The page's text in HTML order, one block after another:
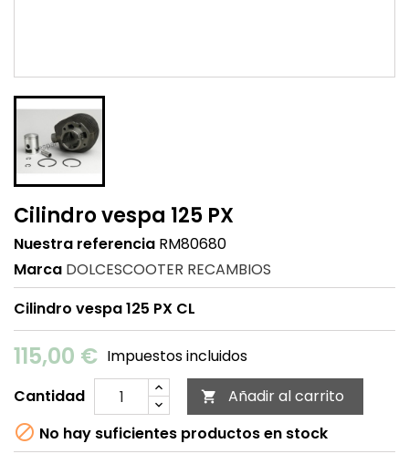
Cilindro vespa 125 PX
Nuestra referencia RM80680
Marca DOLCESCOOTER RECAMBIOS
Cilindro vespa 125 PX CL
115,00 € Impuestos incluidos
Cantidad
 Añadir al carrito
 No hay suficientes productos en stock